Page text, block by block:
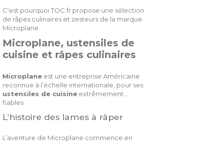
C'est pourquoi TOC.fr propose une sélection
de râpes culinaires et zesteurs de la marque
Microplane.
Microplane, ustensiles de
cuisine et râpes culinaires
Microplane est une entreprise Américaine
reconnue à l’échelle internationale, pour ses
ustensiles de cuisine extrêmement
fiables.
L’histoire des lames à râper
L’aventure de Microplane commence en